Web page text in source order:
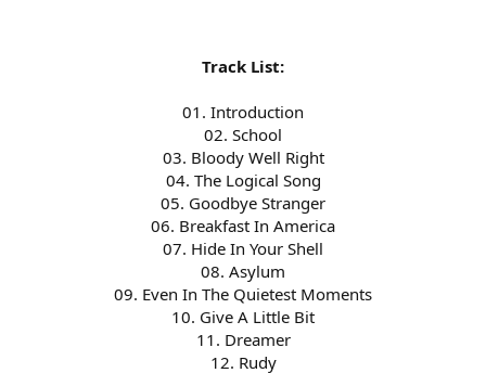
Track List:
01. Introduction
02. School
03. Bloody Well Right
04. The Logical Song
05. Goodbye Stranger
06. Breakfast In America
07. Hide In Your Shell
08. Asylum
09. Even In The Quietest Moments
10. Give A Little Bit
11. Dreamer
12. Rudy